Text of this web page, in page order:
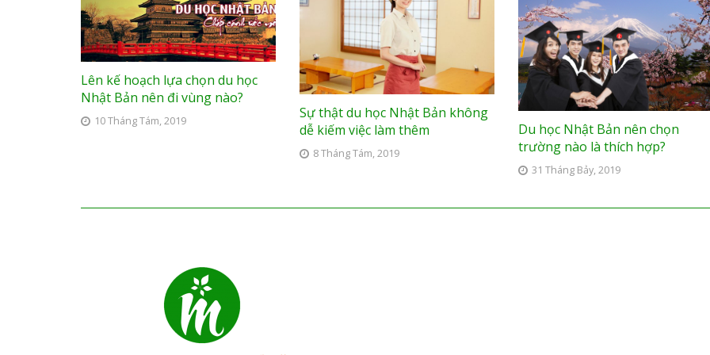
Lên kế hoạch lựa chọn du học
Nhật Bản nên đi vùng nào?
10 Tháng Tám, 2019
Sự thật du học Nhật Bản không
dễ kiếm việc làm thêm
8 Tháng Tám, 2019
Du học Nhật Bản nên chọn
trường nào là thích hợp?
31 Tháng Bảy, 2019